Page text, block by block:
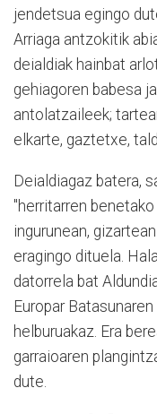
jendetsua egingo
Arriaga antzokitik
deialdiak hainbat
gehiagoren babesa
antolatzaileek;
elkarte, gaztetxe,
Deialdiagaz batera,
"herritarren
ingurunean,
eragingo dituela.
datorrela bat
Europar
helburuakaz. Era
garraioaren
dute.